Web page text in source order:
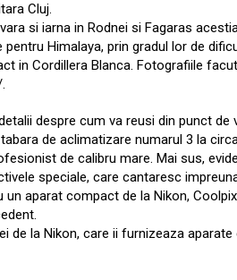
Cluj.
si iarna in Rodnei si Fagaras
Himalaya, prin gradul lor de
in Cordillera Blanca. Fotografiile
despre cum va reusi din punct
de aclimatizare numarul 3 la
de calibru mare. Mai sus,
speciale, care cantaresc
un aparat compact de la Nikon,
de la Nikon, care ii furnizeaza